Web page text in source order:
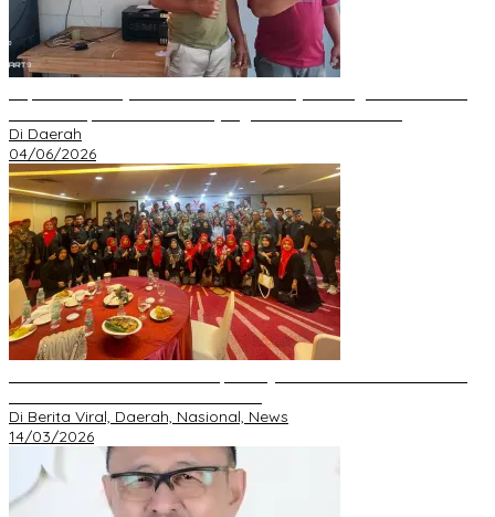
Di Daerah
04/06/2026
Di Berita Viral, Daerah, Nasional, News
14/03/2026